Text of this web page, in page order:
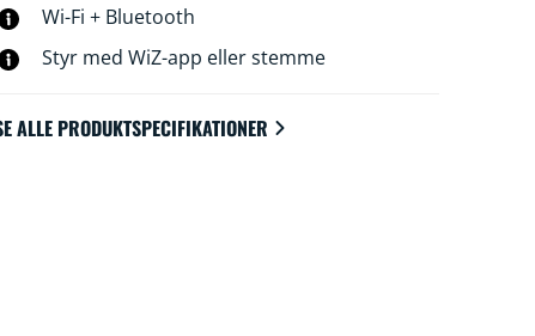
Wi-Fi + Bluetooth
Styr med WiZ-app eller stemme
ALLE PRODUKTSPECIFIKATIONER